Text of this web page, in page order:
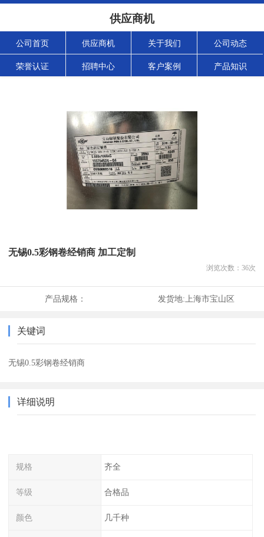
供应商机
公司首页 供应商机 关于我们 公司动态
荣誉认证 招聘中心 客户案例 产品知识
无锡0.5彩钢卷经销商 加工定制
浏览次数： 36次
产品规格： 发货地: 上海市宝山区
关键词
无锡0.5彩钢卷经销商
详细说明
规格 齐全
等级 合格品
颜色 几千种